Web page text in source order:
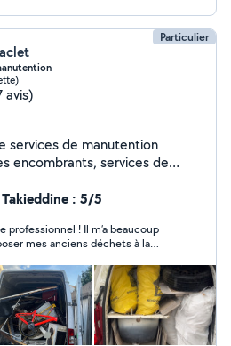
Particulier
avis)
services de manutention
encombrants, services de
: 5/5
! Il m’a beaucoup
mes anciens déchets à la
et avec beaucoup de
aide, je le recommande sans